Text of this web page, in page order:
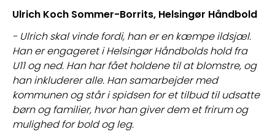
Ulrich Koch Sommer-Borrits, Helsingør Håndbold
- Ulrich skal vinde fordi, han er en kæmpe ildsjæl.
Han er engageret i Helsingør Håndbolds hold fra
U11 og ned. Han har fået holdene til at blomstre, og
han inkluderer alle. Han samarbejder med
kommunen og står i spidsen for et tilbud til udsatte
børn og familier, hvor han giver dem et frirum og
mulighed for bold og leg.